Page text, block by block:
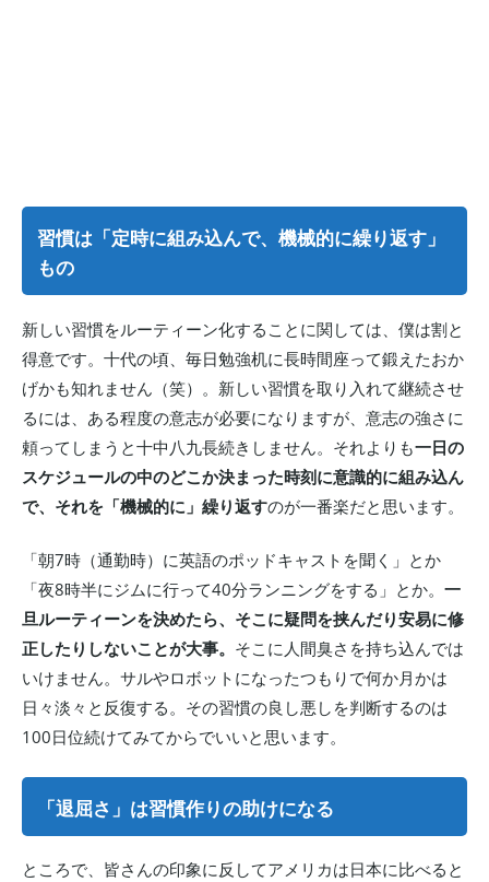
習慣は「定時に組み込んで、機械的に繰り返す」
もの
新しい習慣をルーティーン化することに関しては、僕は割と
得意です。十代の頃、毎日勉強机に長時間座って鍛えたおか
げかも知れません（笑）。新しい習慣を取り入れて継続させ
るには、ある程度の意志が必要になりますが、意志の強さに
頼ってしまうと十中八九長続きしません。それよりも一日の
スケジュールの中のどこか決まった時刻に意識的に組み込ん
で、それを「機械的に」繰り返すのが一番楽だと思います。
「朝7時（通勤時）に英語のポッドキャストを聞く」とか
「夜8時半にジムに行って40分ランニングをする」とか。 一
旦ルーティーンを決めたら、そこに疑問を挟んだり安易に修
正したりしないことが大事。 そこに人間臭さを持ち込んでは
いけません。サルやロボットになったつもりで何か月かは
日々淡々と反復する。その習慣の良し悪しを判断するのは
100日位続けてみてからでいいと思います。
「退屈さ」は習慣作りの助けになる
ところで、皆さんの印象に反してアメリカは日本に比べると